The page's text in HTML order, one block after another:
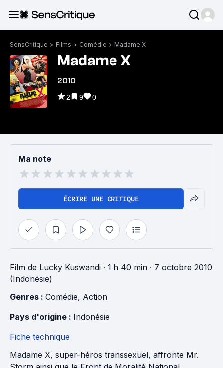
SensCritique > Films > Comédie > Madame X
Madame X
2010
2 9 0
Ma note
ÉCRIRE UNE CRITIQUE
Film de Lucky Kuswandi · 1 h 40 min · 7 octobre 2010
(Indonésie)
Genres : Comédie, Action
Pays d'origine : Indonésie
Fiche technique
Madame X, super-héros transsexuel, affronte Mr.